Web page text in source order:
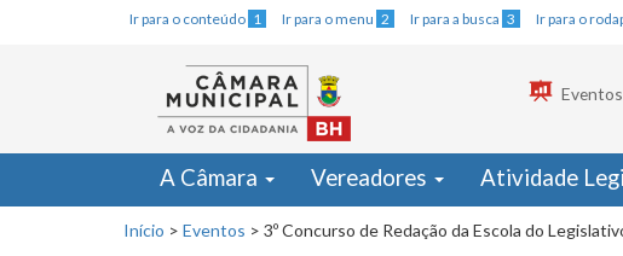
Ir para o conteúdo 1 Ir para o menu 2 Ir para a busca 3 Ir para o
Eventos
A Câmara Vereadores Atividade
Início > Eventos > 3º Concurso de Redação da Escola do